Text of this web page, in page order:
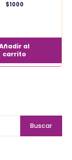
Buscar
$1000
al
carrito